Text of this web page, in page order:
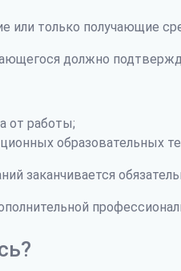
или только получающие
должно
от работы;
образовательных
заканчивается